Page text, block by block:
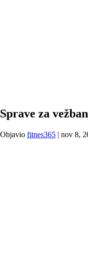
Sprave za
Objavio fitnes365 | nov 8,